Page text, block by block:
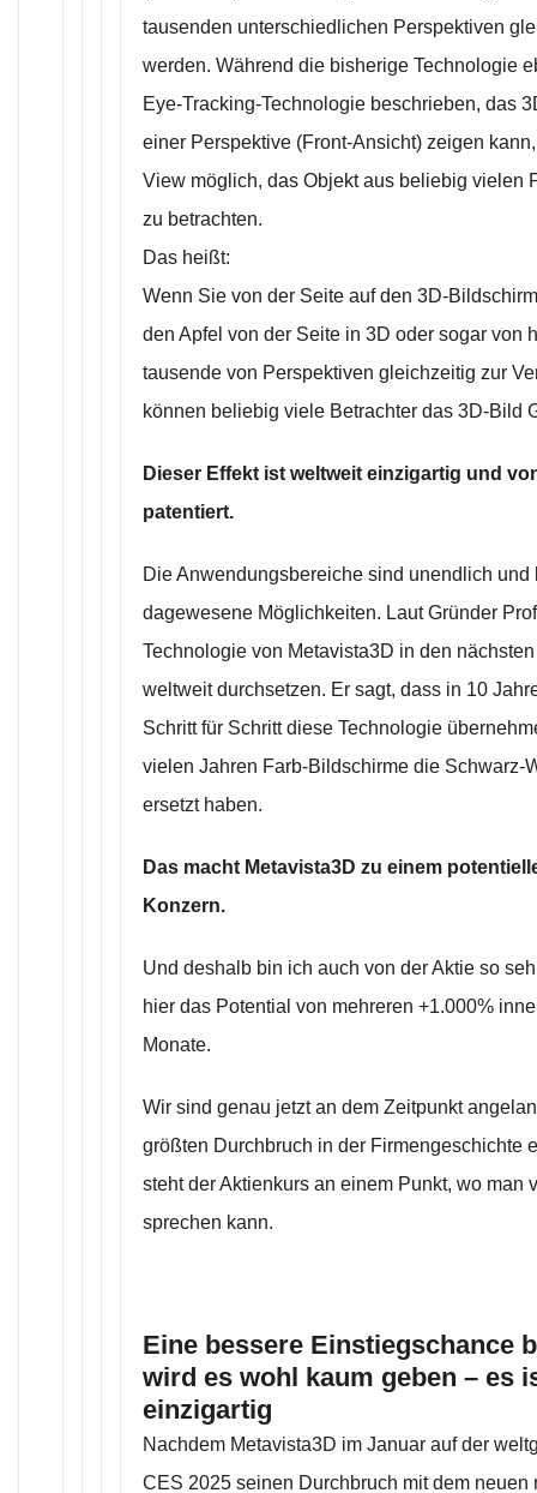
tausenden unterschiedlichen Perspektiven
werden. Während die bisherige Technologie
Eye-Tracking-Technologie beschrieben, das
einer Perspektive (Front-Ansicht) zeigen
View möglich, das Objekt aus beliebig vielen
zu betrachten.
Das heißt:
Wenn Sie von der Seite auf den 3D-
den Apfel von der Seite in 3D oder sogar von
tausende von Perspektiven gleichzeitig zur
können beliebig viele Betrachter das 3D-Bild
Dieser Effekt ist weltweit einzigartig und
patentiert.
Die Anwendungsbereiche sind unendlich
dagewesene Möglichkeiten. Laut Gründer
Technologie von Metavista3D in den
weltweit durchsetzen. Er sagt, dass in 10
Schritt für Schritt diese Technologie
vielen Jahren Farb-Bildschirme die Schwarz-
ersetzt haben.
Das macht Metavista3D zu einem
Konzern.
Und deshalb bin ich auch von der Aktie so
hier das Potential von mehreren +1.000%
Monate.
Wir sind genau jetzt an dem Zeitpunkt
größten Durchbruch in der Firmengeschichte
steht der Aktienkurs an einem Punkt, wo man
sprechen kann.
Eine bessere Einstiegschance
wird es wohl kaum geben – es
einzigartig
Nachdem Metavista3D im Januar auf der
CES 2025 seinen Durchbruch mit dem neuen